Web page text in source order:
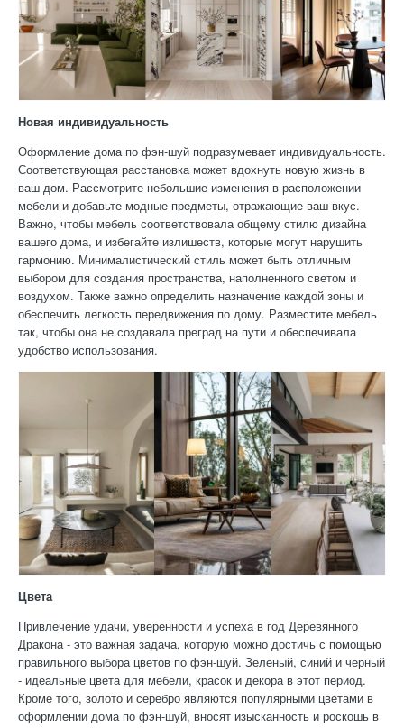
Новая индивидуальность
Оформление дома по фэн-шуй подразумевает индивидуальность.
Соответствующая расстановка может вдохнуть новую жизнь в
ваш дом. Рассмотрите небольшие изменения в расположении
мебели и добавьте модные предметы, отражающие ваш вкус.
Важно, чтобы мебель соответствовала общему стилю дизайна
вашего дома, и избегайте излишеств, которые могут нарушить
гармонию. Минималистический стиль может быть отличным
выбором для создания пространства, наполненного светом и
воздухом. Также важно определить назначение каждой зоны и
обеспечить легкость передвижения по дому. Разместите мебель
так, чтобы она не создавала преград на пути и обеспечивала
удобство использования.
Цвета
Привлечение удачи, уверенности и успеха в год Деревянного
Дракона - это важная задача, которую можно достичь с помощью
правильного выбора цветов по фэн-шуй. Зеленый, синий и черный
- идеальные цвета для мебели, красок и декора в этот период.
Кроме того, золото и серебро являются популярными цветами в
оформлении дома по фэн-шуй, вносят изысканность и роскошь в